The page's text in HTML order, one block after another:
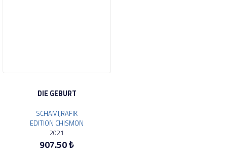
DIE GEBURT
SCHAMI,RAFIK
EDITION CHISMON
2021
907.50 ₺